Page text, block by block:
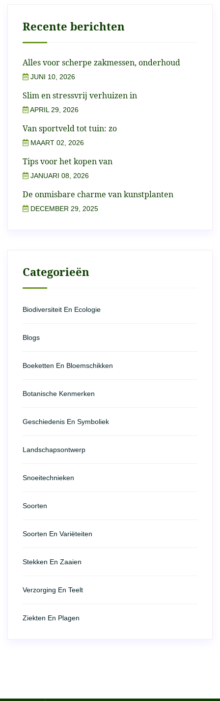
Recente berichten
Alles voor scherpe zakmessen, onderhoud
JUNI 10, 2026
Slim en stressvrij verhuizen in
APRIL 29, 2026
Van sportveld tot tuin: zo
MAART 02, 2026
Tips voor het kopen van
JANUARI 08, 2026
De onmisbare charme van kunstplanten
DECEMBER 29, 2025
Categorieën
Biodiversiteit En Ecologie
Blogs
Boeketten En Bloemschikken
Botanische Kenmerken
Geschiedenis En Symboliek
Landschapsontwerp
Snoeitechnieken
Soorten
Soorten En Variëteiten
Stekken En Zaaien
Verzorging En Teelt
Ziekten En Plagen